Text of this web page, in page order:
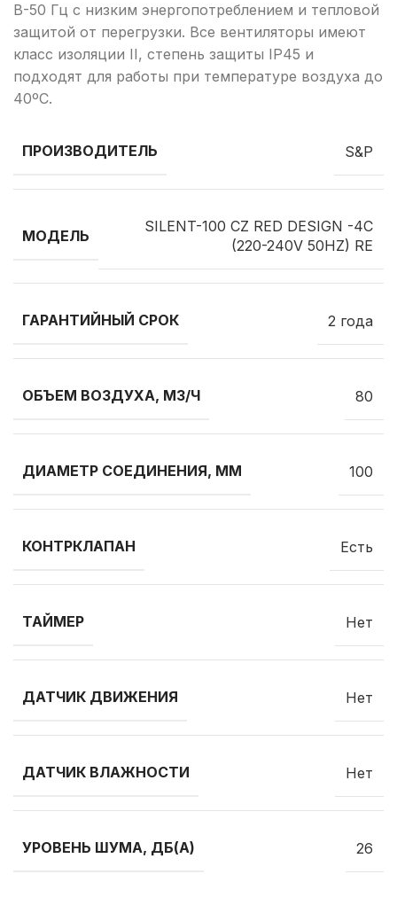
В-50 Гц с низким энергопотреблением и тепловой
защитой от перегрузки. Все вентиляторы имеют
класс изоляции II, степень защиты IP45 и
подходят для работы при температуре воздуха до
40ºC.
ПРОИЗВОДИТЕЛЬ S&P
МОДЕЛЬ
SILENT-100 CZ RED DESIGN -4C
(220-240V 50HZ) RE
ГАРАНТИЙНЫЙ СРОК 2 года
ОБЪЕМ ВОЗДУХА, М3/Ч 80
ДИАМЕТР СОЕДИНЕНИЯ, ММ 100
КОНТРКЛАПАН Есть
ТАЙМЕР Нет
ДАТЧИК ДВИЖЕНИЯ Нет
ДАТЧИК ВЛАЖНОСТИ Нет
УРОВЕНЬ ШУМА, ДБ(A) 26